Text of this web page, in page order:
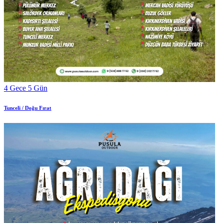
4 Gece 5 Gün
Tunceli / Doğu Fırat